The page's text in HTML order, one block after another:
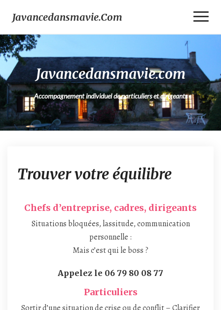
Javancedansmavie.com
Javancedansmavie.com
Accompagnement individuel de particuliers et dirigeants
r
e
r
v
o
r
é
q
Trouver votre équilibre
Chefs d’entreprise, cadres, dirigeants
Situations bloquées, lassitude, communication
personnelle :
Mais c’est qui le boss ?
Appelez le 06 79 80 08 77
Particuliers